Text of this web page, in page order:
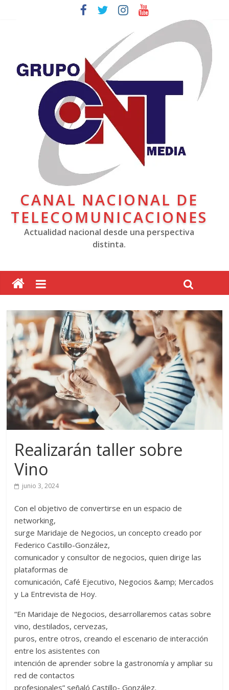
CANAL NACIONAL DE
TELECOMUNICACIONES
Actualidad nacional desde una perspectiva
distinta.
Realizarán taller sobre
Vino
junio 3, 2024
Con el objetivo de convertirse en un espacio de
networking,
surge Maridaje de Negocios, un concepto creado por
Federico Castillo-González,
comunicador y consultor de negocios, quien dirige las
plataformas de
comunicación, Café Ejecutivo, Negocios &amp; Mercados
y La Entrevista de Hoy.
“En Maridaje de Negocios, desarrollaremos catas sobre
vino, destilados, cervezas,
puros, entre otros, creando el escenario de interacción
entre los asistentes con
intención de aprender sobre la gastronomía y ampliar su
red de contactos
profesionales” señaló Castillo- González.